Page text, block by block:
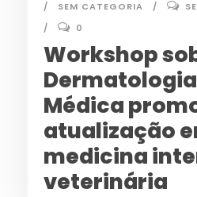
SEM CATEGORIA
0
Workshop
Médica
atualização
medicina
veterinária